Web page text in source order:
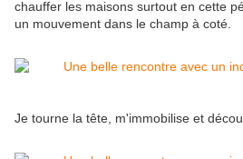
chauffer les maisons surtout en cette
un mouvement dans le champ à coté.
Je tourne la tête, m'immobilise et